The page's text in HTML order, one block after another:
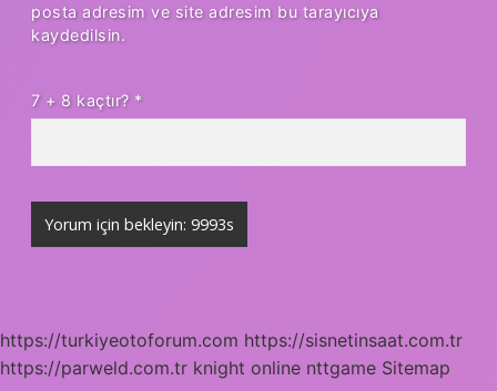
posta adresim ve site adresim bu tarayıcıya
kaydedilsin.
7 + 8 kaçtır? *
https://turkiyeotoforum.com https://sisnetinsaat.com.tr
https://parweld.com.tr knight online nttgame Sitemap